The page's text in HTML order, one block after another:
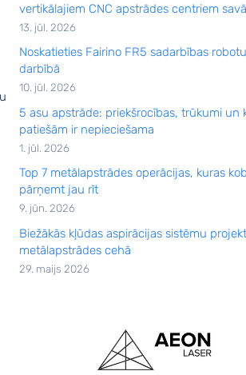
vertikālajiem CNC apstrādes centriem
13. jūl. 2026
Noskatieties Fairino FR5 sadarbības
darbībā
10. jūl. 2026
5 asu apstrāde: priekšrocības, trūkumi un
patiešām ir nepieciešama
1. jūl. 2026
Top 7 metālapstrādes operācijas, kuras
pārņemt jau rīt
9. jūn. 2026
Biežākās kļūdas aspirācijas sistēmu
metālapstrādes cehā
29. maijs 2026